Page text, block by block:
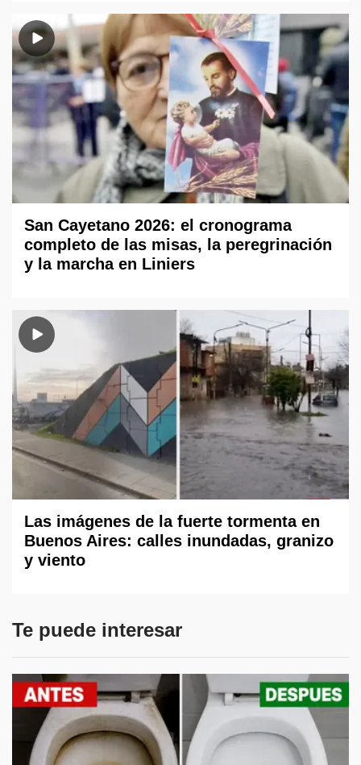
San Cayetano 2026: el cronograma
completo de las misas, la peregrinación
y la marcha en Liniers
Las imágenes de la fuerte tormenta en
Buenos Aires: calles inundadas, granizo
y viento
Te puede interesar